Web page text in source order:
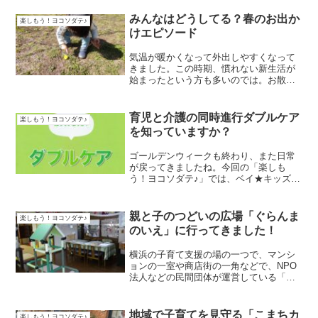
楽しもう！ヨコソダテ♪
みんなはどうしてる？春のお出か
けエピソード
気温が暖かくなって外出しやすくなって
きました。この時期、慣れない新生活が
始まったという方も多いのでは。お散歩
るようにという思いをこめて、よこはま
子育て情報スポットのスタ...
楽しもう！ヨコソダテ♪
育児と介護の同時進行ダブルケア
を知っていますか？
ゴールデンウィークも終わり、また日常
が戻ってきましたね。今回の「楽しも
う！ヨコソダテ♪」では、ベイ★キッズ世
「ダブルケア」を取り上げます。ダブル
ケアとは、育児と介護が同...
楽しもう！ヨコソダテ♪
親と子のつどいの広場「ぐらんま
のいえ」に行ってきました！
横浜の子育て支援の場の一つで、マンシ
ョンの一室や商店街の一角などで、NPO
法人などの民間団体が運営している「親
ての相談などを行っています。今回の
楽しもう！ヨコソダテ♪ 地域で子育てを見守る「こまちカ